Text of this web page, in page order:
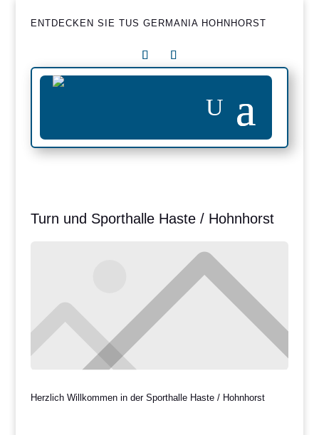
ENTDECKEN SIE TUS GERMANIA HOHNHORST
Turn und Sporthalle Haste / Hohnhorst
Herzlich Willkommen in der Sporthalle Haste / Hohnhorst